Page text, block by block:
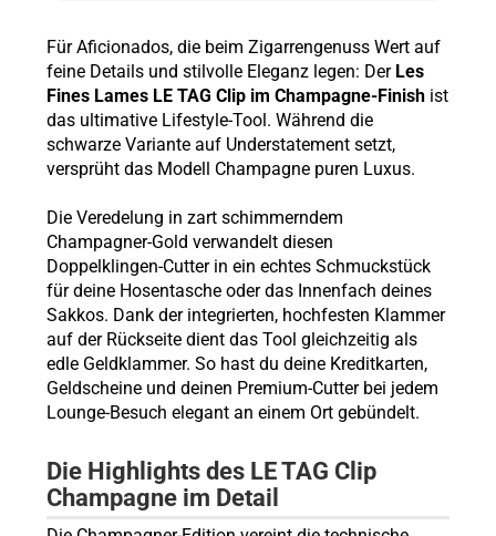
Für Aficionados, die beim Zigarrengenuss Wert auf
feine Details und stilvolle Eleganz legen: Der Les
Fines Lames LE TAG Clip im Champagne-Finishist
das ultimative Lifestyle-Tool. Während die
schwarze Variante auf Understatement setzt,
versprüht das Modell Champagne puren Luxus.
Die Veredelung in zart schimmerndem
Champagner-Gold verwandelt diesen
Doppelklingen-Cutter in ein echtes Schmuckstück
für deine Hosentasche oder das Innenfach deines
Sakkos. Dank der integrierten, hochfesten Klammer
auf der Rückseite dient das Tool gleichzeitig als
edle Geldklammer. So hast du deine Kreditkarten,
Geldscheine und deinen Premium-Cutter bei jedem
Lounge-Besuch elegant an einem Ort gebündelt.
Die Highlights des LE TAG Clip
Champagne im Detail